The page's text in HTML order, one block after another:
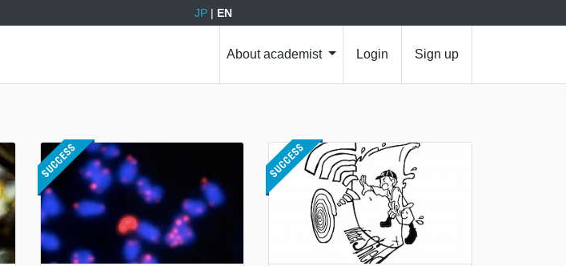
JP| EN
About academist Login Sign up